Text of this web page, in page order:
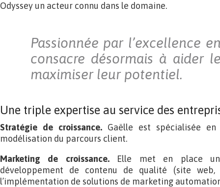
Odyssey un acteur connu dans le domaine.
Passionnée par l’excellence
consacre désormais à aider
maximiser leur potentiel.
Une triple expertise au service des
Stratégie de croissance. Gaëlle est spécialisée
modélisation du parcours client.
Marketing de croissance.Elle met en place
développement de contenu de qualité (site
l’implémentation de solutions de marketing